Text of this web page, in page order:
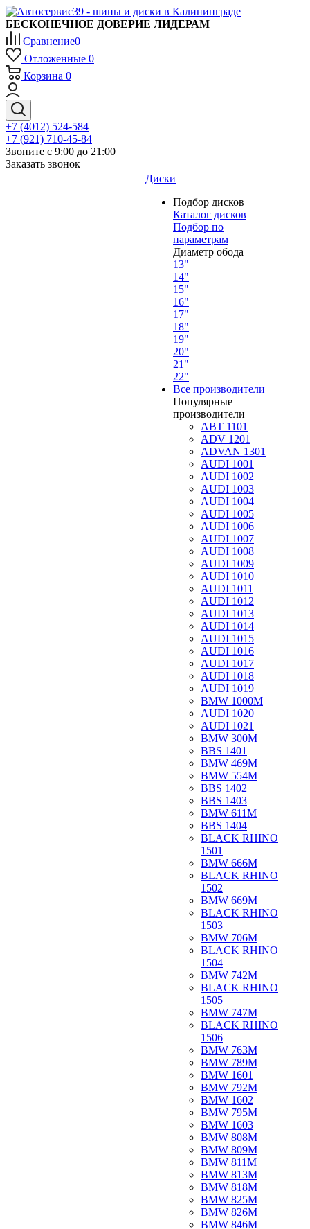
БЕСКОНЕЧНОЕ ДОВЕРИЕ ЛИДЕРАМ
Сравнение0
Отложенные 0
Корзина 0
+7 (4012) 524-584
+7 (921) 710-45-84
Звоните с 9:00 до 21:00
Заказать звонок
Диски
Подбор дисков
Каталог дисков
Подбор по
параметрам
Диаметр обода
13"
14"
15"
16"
17"
18"
19"
20"
21"
22"
Все производители
Популярные
производители
ABT 1101
ADV 1201
ADVAN 1301
AUDI 1001
AUDI 1002
AUDI 1003
AUDI 1004
AUDI 1005
AUDI 1006
AUDI 1007
AUDI 1008
AUDI 1009
AUDI 1010
AUDI 1011
AUDI 1012
AUDI 1013
AUDI 1014
AUDI 1015
AUDI 1016
AUDI 1017
AUDI 1018
AUDI 1019
BMW 1000M
AUDI 1020
AUDI 1021
BMW 300M
BBS 1401
BMW 469M
BMW 554M
BBS 1402
BBS 1403
BMW 611M
BBS 1404
BLACK RHINO
1501
BMW 666M
BLACK RHINO
1502
BMW 669M
BLACK RHINO
1503
BMW 706M
BLACK RHINO
1504
BMW 742M
BLACK RHINO
1505
BMW 747M
BLACK RHINO
1506
BMW 763M
BMW 789M
BMW 1601
BMW 792M
BMW 1602
BMW 795M
BMW 1603
BMW 808M
BMW 809M
BMW 811M
BMW 813M
BMW 818M
BMW 825M
BMW 826M
BMW 846M